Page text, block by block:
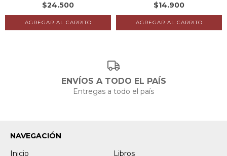
$24.500 $14.900
ENVÍOS A TODO EL PAÍS
Entregas a todo el país
NAVEGACIÓN
Inicio
Libros